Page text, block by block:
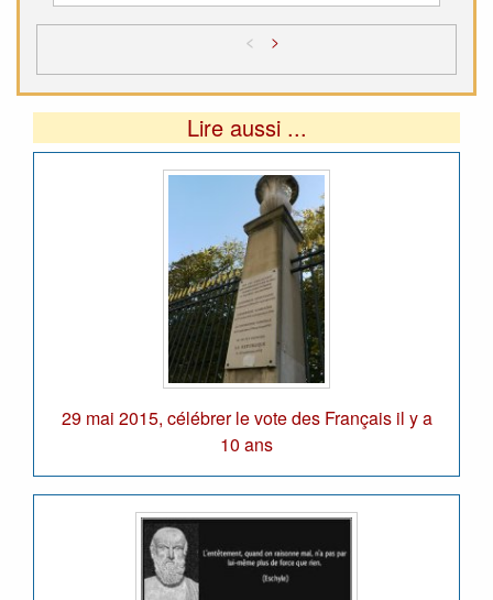
< >
Lire aussi ...
29 mai 2015, célébrer le vote des Français il y a
10 ans